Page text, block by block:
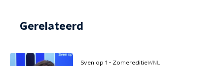
Gerelateerd
Sven op 1 - ZomereditieWNL